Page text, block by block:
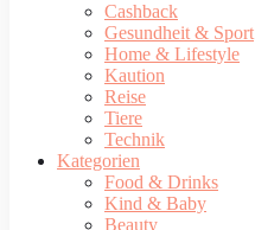
Cashback
Gesundheit & Sport
Home & Lifestyle
Kaution
Reise
Tiere
Technik
Kategorien
Food & Drinks
Kind & Baby
Beauty